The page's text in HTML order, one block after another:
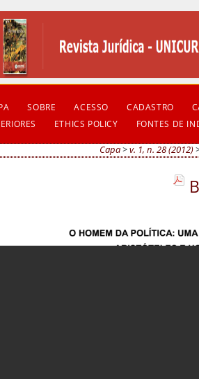
SOBRE ACESSO CADASTRO
ETHICS POLICY FONTES DE
Capa>v. 1, n. 28 (2012)